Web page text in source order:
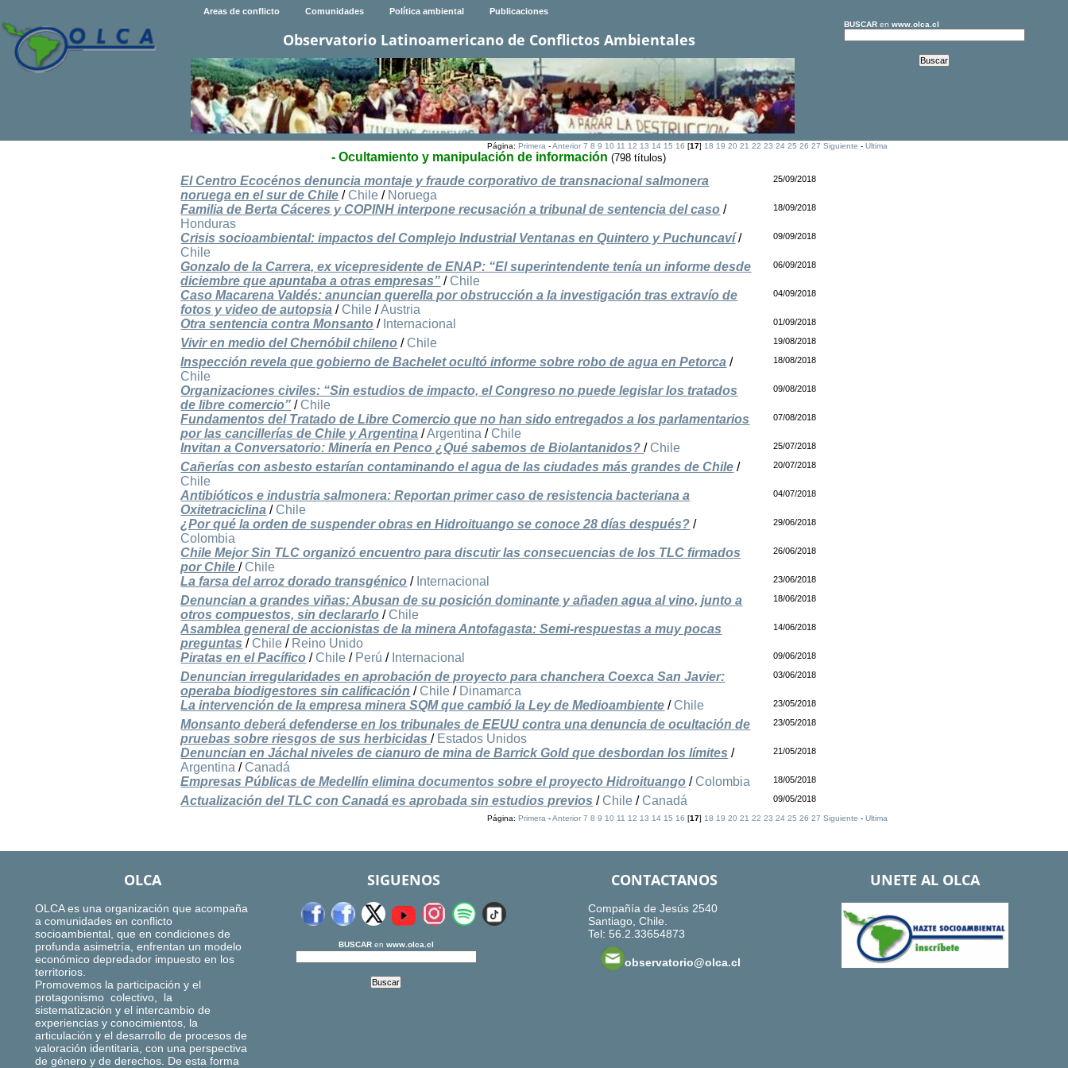
Areas de conflicto Comunidades Política ambiental Publicaciones
Observatorio Latinoamericano de Conflictos Ambientales
BUSCARen www.olca.cl
Página: Primera-Anterior 7 8 9 10 11 12 13 14 15 16 [17] 18 19 20 21 22 23 24 25 26 27 Siguiente - Ultima
- Ocultamiento y manipulación de información (798 títulos)
El Centro Ecocénos denuncia montaje y fraude corporativo de transnacional salmonera
noruega en el sur de Chile / Chile / Noruega
25/09/2018
Familia de Berta Cáceres y COPINH interpone recusación a tribunal de sentencia del caso /
Honduras
18/09/2018
Crisis socioambiental: impactos del Complejo Industrial Ventanas en Quintero y Puchuncaví/
Chile
09/09/2018
Gonzalo de la Carrera, ex vicepresidente de ENAP: “El superintendente tenía un informe desde
diciembre que apuntaba a otras empresas” / Chile
06/09/2018
Caso Macarena Valdés: anuncian querella por obstrucción a la investigación tras extravío de
fotos y video de autopsia / Chile /Austria
04/09/2018
Otra sentencia contra Monsanto / Internacional 01/09/2018
Vivir en medio del Chernóbil chileno / Chile 19/08/2018
Inspección revela que gobierno de Bachelet ocultó informe sobre robo de agua en Petorca /
Chile
18/08/2018
Organizaciones civiles: “Sin estudios de impacto, el Congreso no puede legislar los tratados
de libre comercio” / Chile
09/08/2018
Fundamentos del Tratado de Libre Comercio que no han sido entregados a los parlamentarios
por las cancillerías de Chile y Argentina /Argentina / Chile
07/08/2018
Invitan a Conversatorio: Minería en Penco ¿Qué sabemos de Biolantanidos?/ Chile 25/07/2018
Cañerías con asbesto estarían contaminando el agua de las ciudades más grandes de Chile /
Chile
20/07/2018
Antibióticos e industria salmonera: Reportan primer caso de resistencia bacteriana a
Oxitetraciclina / Chile
04/07/2018
¿Por qué la orden de suspender obras en Hidroituango se conoce 28 días después? /
Colombia
29/06/2018
Chile Mejor Sin TLC organizó encuentro para discutir las consecuencias de los TLC firmados
por Chile/ Chile
26/06/2018
La farsa del arroz dorado transgénico / Internacional 23/06/2018
Denuncian a grandes viñas: Abusan de su posición dominante y añaden agua al vino, junto a
otros compuestos, sin declararlo / Chile
18/06/2018
Asamblea general de accionistas de la minera Antofagasta: Semi-respuestas a muy pocas
preguntas / Chile / Reino Unido
14/06/2018
Piratas en el Pacífico / Chile / Perú / Internacional 09/06/2018
Denuncian irregularidades en aprobación de proyecto para chanchera Coexca San Javier:
operaba biodigestores sin calificación / Chile / Dinamarca
03/06/2018
La intervención de la empresa minera SQM que cambió la Ley de Medioambiente / Chile 23/05/2018
Monsanto deberá defenderse en los tribunales de EEUU contra una denuncia de ocultación de
pruebas sobre riesgos de sus herbicidas/ Estados Unidos
23/05/2018
Denuncian en Jáchal niveles de cianuro de mina de Barrick Gold que desbordan los límites /
Argentina / Canadá
21/05/2018
Empresas Públicas de Medellín elimina documentos sobre el proyecto Hidroituango / Colombia 18/05/2018
Actualización del TLC con Canadá es aprobada sin estudios previos / Chile / Canadá 09/05/2018
Página: Primera-Anterior 7 8 9 10 11 12 13 14 15 16 [17] 18 19 20 21 22 23 24 25 26 27 Siguiente - Ultima
OLCA
OLCA es una organización que acompaña
a comunidades en conflicto
socioambiental, que en condiciones de
profunda asimetría, enfrentan un modelo
económico depredador impuesto en los
territorios.
Promovemos la participación y el
protagonismo colectivo, la
sistematización y el intercambio de
experiencias y conocimientos, la
articulación y el desarrollo de procesos de
valoración identitaria, con una perspectiva
de género y de derechos. De esta forma
SIGUENOS
BUSCARen www.olca.cl
CONTACTANOS
Compañía de Jesús 2540
Santiago, Chile.
Tel: 56.2.33654873
observatorio@olca.cl
UNETE AL OLCA